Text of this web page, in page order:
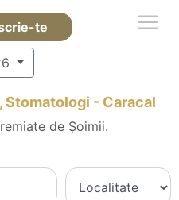
te
- Caracal
de Șoimii.